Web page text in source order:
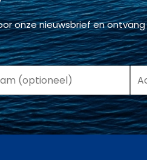
onze nieuwsbrief en